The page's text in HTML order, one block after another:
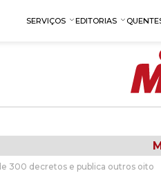
SERVIÇOS EDITORIAS
300 decretos e publica outros oito